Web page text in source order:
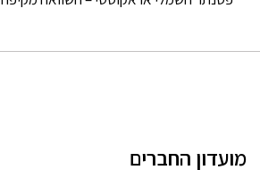
מועדון החברים